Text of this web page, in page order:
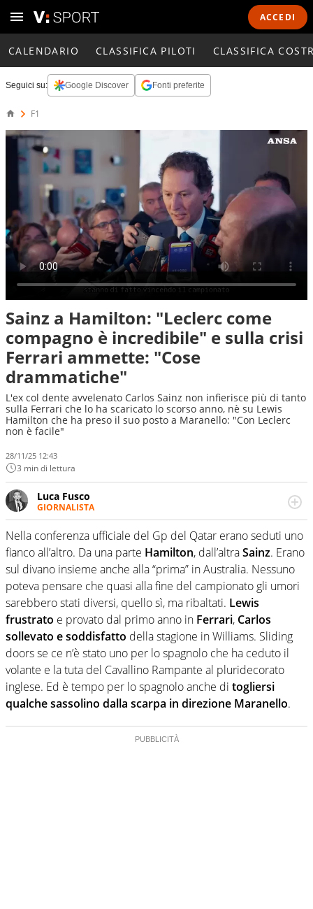
ACCEDI
CALENDARIO CLASSIFICA PILOTI CLASSIFICA
Seguici su: Google Discover Fonti preferite
F1
Sainz a Hamilton: "Leclerc come
compagno è incredibile" e sulla crisi
Ferrari ammette: "Cose
drammatiche"
L'ex col dente avvelenato Carlos Sainz non infierisce più di tanto
sulla Ferrari che lo ha scaricato lo scorso anno, nè su Lewis
Hamilton che ha preso il suo posto a Maranello: "Con Leclerc
non è facile"
28/11/25 12:43
3 min di lettura
Luca Fusco
GIORNALISTA
Giornalista multimediale. Quando si accendono i motori,
lui sgasa, impenna, derapa. E spesso e volentieri finisce
sul podio
Nella conferenza ufficiale del Gp del Qatar erano seduti uno
fianco all’altro. Da una parte Hamilton, dall’altraSainz. Erano
sul divano insieme anche alla “prima” in Australia. Nessuno
poteva pensare che quasi alla fine del campionato gli umori
sarebbero stati diversi, quello sì, ma ribaltati. Lewis
frustrato e provato dal primo anno in Ferrari, Carlos
sollevato e soddisfatto della stagione in Williams. Sliding
doors se ce n’è stato uno per lo spagnolo che ha ceduto il
volante e la tuta del Cavallino Rampante al pluridecorato
inglese. Ed è tempo per lo spagnolo anche di togliersi
qualche sassolino dalla scarpa in direzione Maranello.